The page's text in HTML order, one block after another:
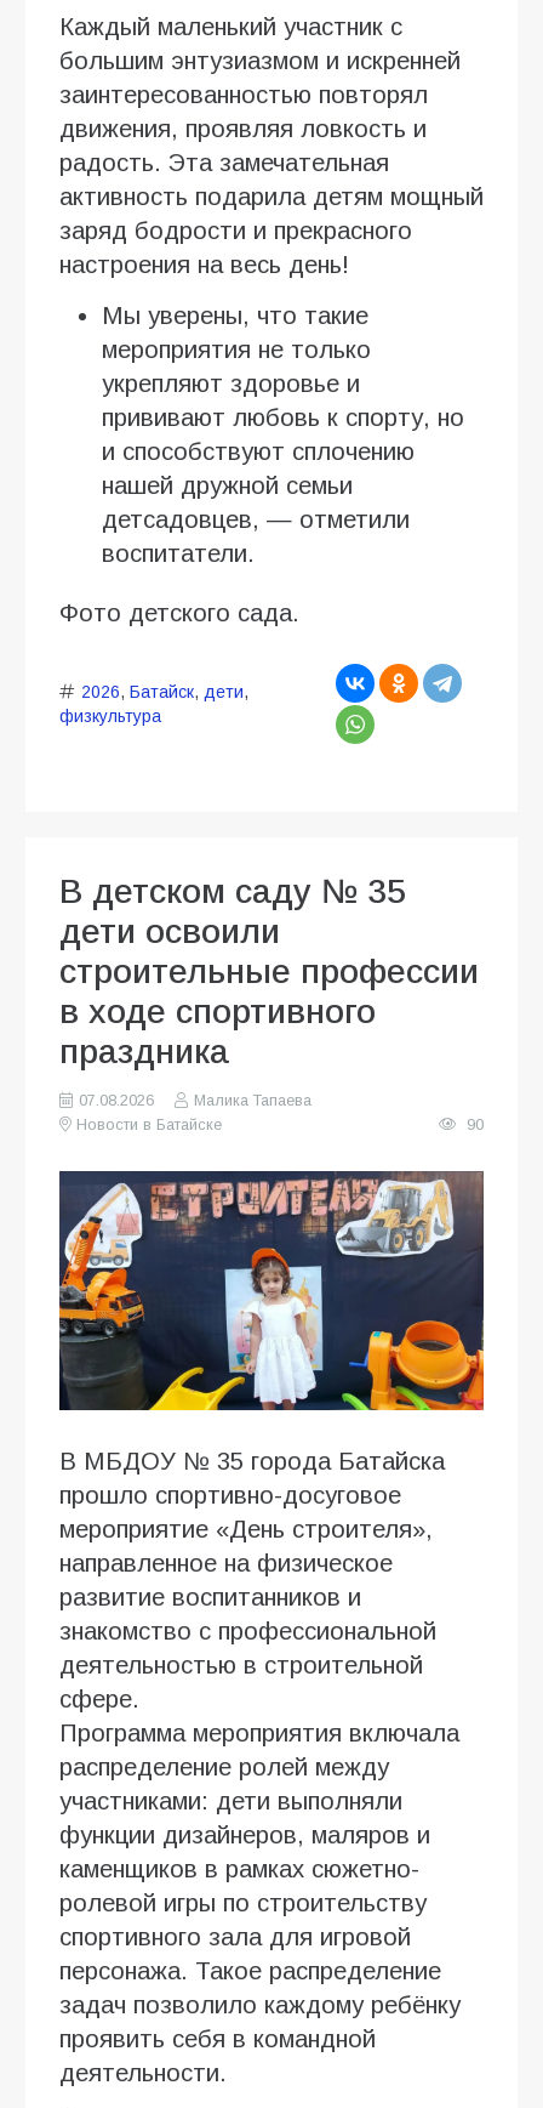
Каждый маленький участник с
большим энтузиазмом и искренней
заинтересованностью повторял
движения, проявляя ловкость и
радость. Эта замечательная
активность подарила детям мощный
заряд бодрости и прекрасного
настроения на весь день!
Мы уверены, что такие
мероприятия не только
укрепляют здоровье и
прививают любовь к спорту, но
и способствуют сплочению
нашей дружной семьи
детсадовцев, — отметили
воспитатели.
Фото детского сада.
2026, Батайск, дети,
физкультура
В детском саду № 35
дети освоили
строительные профессии
в ходе спортивного
праздника
07.08.2026
Малика Тапаева
Новости в Батайске
90
В МБДОУ № 35 города Батайска
прошло спортивно-досуговое
мероприятие «День строителя»,
направленное на физическое
развитие воспитанников и
знакомство с профессиональной
деятельностью в строительной
сфере.
Программа мероприятия включала
распределение ролей между
участниками: дети выполняли
функции дизайнеров, маляров и
каменщиков в рамках сюжетно-
ролевой игры по строительству
спортивного зала для игровой
персонажа. Такое распределение
задач позволило каждому ребёнку
проявить себя в командной
деятельности.